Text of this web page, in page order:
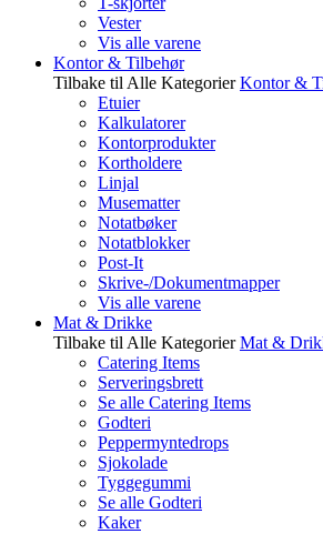
Vester
Vis alle varene
Kontor & Tilbehør
Tilbake til Alle Kategorier Kontor &
Etuier
Kalkulatorer
Kontorprodukter
Kortholdere
Linjal
Musematter
Notatbøker
Notatblokker
Post-It
Skrive-/Dokumentmapper
Vis alle varene
Mat & Drikke
Tilbake til Alle Kategorier Mat &
Catering Items
Serveringsbrett
Se alle Catering Items
Godteri
Peppermyntedrops
Sjokolade
Tyggegummi
Se alle Godteri
Kaker